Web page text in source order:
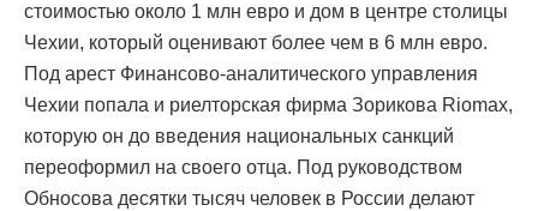
стоимостью около 1 млн евро и дом в центре столицы
Чехии, который оценивают более чем в 6 млн евро.
Под арест Финансово-аналитического управления
Чехии попала и риелторская фирма Зорикова Riomax,
которую он до введения национальных санкций
переоформил на своего отца. Под руководством
Обносова десятки тысяч человек в России делают